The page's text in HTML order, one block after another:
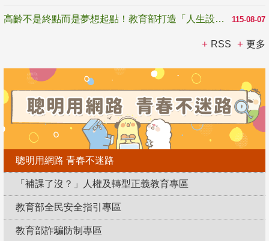
115-08-07
高齡不是終點而是夢想起點！教育部打造「人生設計夢工場」 參展第3屆高齡健康產業博覽會
RSS 更多
聰明用網路 青春不迷路
「補課了沒？」人權及轉型正義教育專區
教育部全民安全指引專區
教育部詐騙防制專區